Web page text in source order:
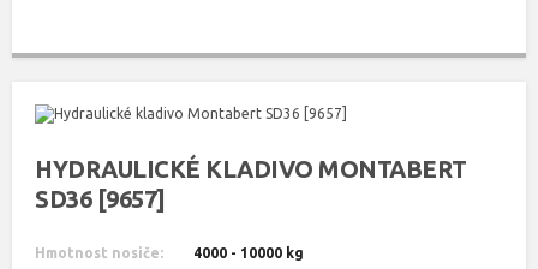
HYDRAULICKÉ KLADIVO MONTABERT
SD36 [9657]
Hmotnost nosiče: 4000 - 10000 kg